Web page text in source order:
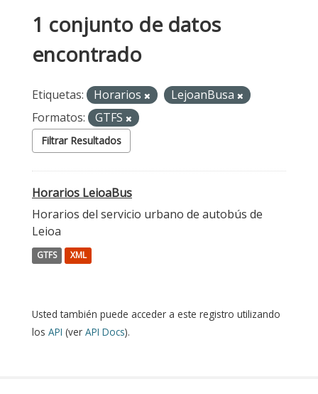
1 conjunto de datos
encontrado
Etiquetas: Horarios
LejoanBusa
Formatos:
GTFS
Filtrar Resultados
Horarios LeioaBus
Horarios del servicio urbano de autobús de
Leioa
GTFS XML
Usted también puede acceder a este registro utilizando
los API (ver API Docs).